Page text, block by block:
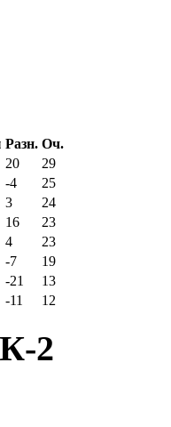
Разн. Оч.
20
29
-4
25
3
24
16
23
4
23
-7
19
-21
13
-11 12
2